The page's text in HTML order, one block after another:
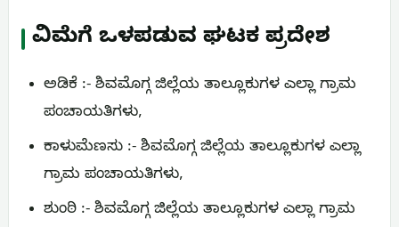
ವಿಮೆಗೆ ಒಳಪಡುವ ಘಟಕ ಪ್ರದೇಶ
ಅಡಿಕೆ :- ಶಿವಮೊಗ್ಗ ಜಿಲ್ಲೆಯ ತಾಲ್ಲೂಕುಗಳ ಎಲ್ಲಾ ಗ್ರಾಮ
ಪಂಚಾಯತಿಗಳು,
ಕಾಳುಮೆಣಸು :- ಶಿವಮೊಗ್ಗ ಜಿಲ್ಲೆಯ ತಾಲ್ಲೂಕುಗಳ ಎಲ್ಲಾ
ಗ್ರಾಮ ಪಂಚಾಯತಿಗಳು,
ಶುಂಠಿ :- ಶಿವಮೊಗ್ಗ ಜಿಲ್ಲೆಯ ತಾಲ್ಲೂಕುಗಳ ಎಲ್ಲಾ ಗ್ರಾಮ